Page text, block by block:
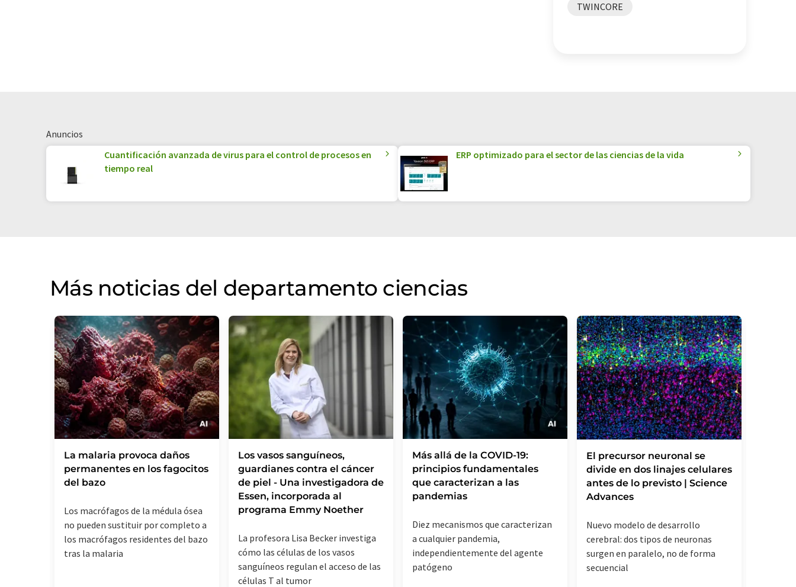
citomegalia
TWINCORE
Anuncios
Cuantificación avanzada de virus para el control de procesos en
tiempo real
ERP optimizado para el sector de las ciencias de la vida
Más noticias del departamento ciencias
La malaria provoca daños
permanentes en los fagocitos
del bazo
Los macrófagos de la médula ósea
no pueden sustituir por completo a
los macrófagos residentes del bazo
tras la malaria
Los vasos sanguíneos,
guardianes contra el cáncer
de piel - Una investigadora de
Essen, incorporada al
programa Emmy Noether
La profesora Lisa Becker investiga
cómo las células de los vasos
sanguíneos regulan el acceso de las
células T al tumor
Más allá de la COVID-19:
principios fundamentales
que caracterizan a las
pandemias
Diez mecanismos que caracterizan
a cualquier pandemia,
independientemente del agente
patógeno
El precursor neuronal se
divide en dos linajes celulares
antes de lo previsto | Science
Advances
Nuevo modelo de desarrollo
cerebral: dos tipos de neuronas
surgen en paralelo, no de forma
secuencial